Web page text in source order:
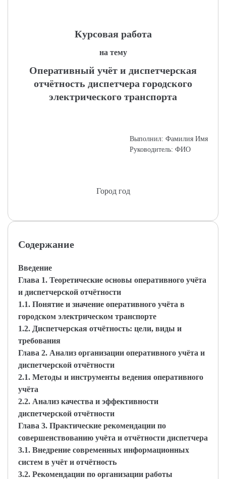
Курсовая работа
на тему
Оперативный учёт и диспетчерская
отчётность диспетчера городского
электрического транспорта
Выполнил: Фамилия Имя
Руководитель: ФИО
Город год
Содержание
Введение
Глава 1. Теоретические основы оперативного учёта
и диспетчерской отчётности
1.1. Понятие и значение оперативного учёта в
городском электрическом транспорте
1.2. Диспетчерская отчётность: цели, виды и
требования
Глава 2. Анализ организации оперативного учёта и
диспетчерской отчётности
2.1. Методы и инструменты ведения оперативного
учёта
2.2. Анализ качества и эффективности
диспетчерской отчётности
Глава 3. Практические рекомендации по
совершенствованию учёта и отчётности диспетчера
3.1. Внедрение современных информационных
систем в учёт и отчётность
3.2. Рекомендации по организации работы